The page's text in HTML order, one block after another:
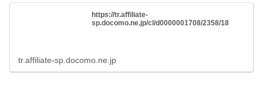
https://tr.affiliate-
sp.docomo.ne.jp/cl/d0000001708/2358/18
tr.affiliate-sp.docomo.ne.jp